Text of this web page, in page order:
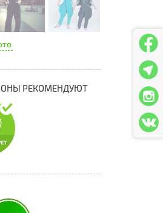
РЕКОМЕНДУЮТ